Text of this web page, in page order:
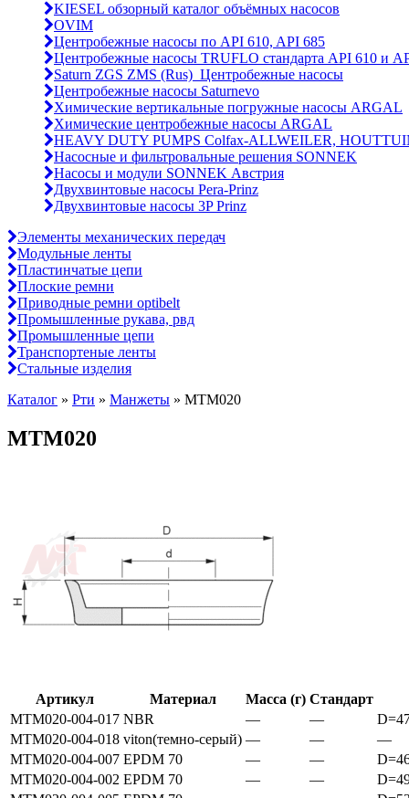
KIESEL обзорный каталог объёмных насосов
OVIM
Центробежные насосы по API 610, API 685
Центробежные насосы TRUFLO стандарта API 610 и
Saturn ZGS ZMS (Rus)_Центробежные насосы
Центробежные насосы Saturnevo
Химические вертикальные погружные насосы ARGAL
Химические центробежные насосы ARGAL
HEAVY DUTY PUMPS Colfax-ALLWEILER,
Насосные и фильтровальные решения SONNEK
Насосы и модули SONNEK Австрия
Двухвинтовые насосы Pera-Prinz
Двухвинтовые насосы 3P Prinz
Элементы механических передач
Модульные ленты
Пластинчатые цепи
Плоские ремни
Приводные ремни optibelt
Промышленные рукава, рвд
Промышленные цепи
Транспортеные ленты
Стальные изделия
Каталог » Рти » Манжеты » МТМ020
МТМ020
Артикул Материал Масса (г) Стандарт
МТМ020-004-017 NBR — —
МТМ020-004-018 viton(темно-серый) — —
—
МТМ020-004-007 EPDM 70 — —
МТМ020-004-002 EPDM 70 — —